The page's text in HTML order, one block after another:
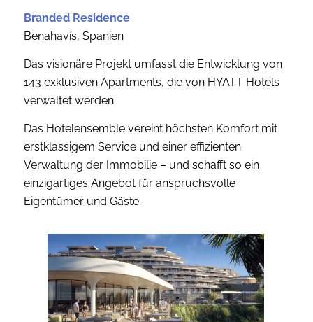
Branded Residence
Benahavís, Spanien
Das visionäre Projekt umfasst die Entwicklung von
143 exklusiven Apartments, die von HYATT Hotels
verwaltet werden.
Das Hotelensemble vereint höchsten Komfort mit
erstklassigem Service und einer effizienten
Verwaltung der Immobilie – und schafft so ein
einzigartiges Angebot für anspruchsvolle
Eigentümer und Gäste.